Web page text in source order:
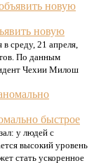
новую
в среду, 21 апреля,
По данным
Чехии Милош
быстрое
у людей с
высокий уровень
стать ускоренное